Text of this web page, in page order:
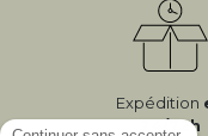
Expédition
24/72h